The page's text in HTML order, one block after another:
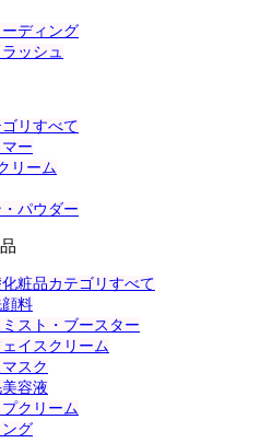
ディング
ッシュ
リすべて
ー
リーム
パウダー
粧品カテゴリすべて
料
スト・ブースター
イスクリーム
スク
容液
クリーム
グ